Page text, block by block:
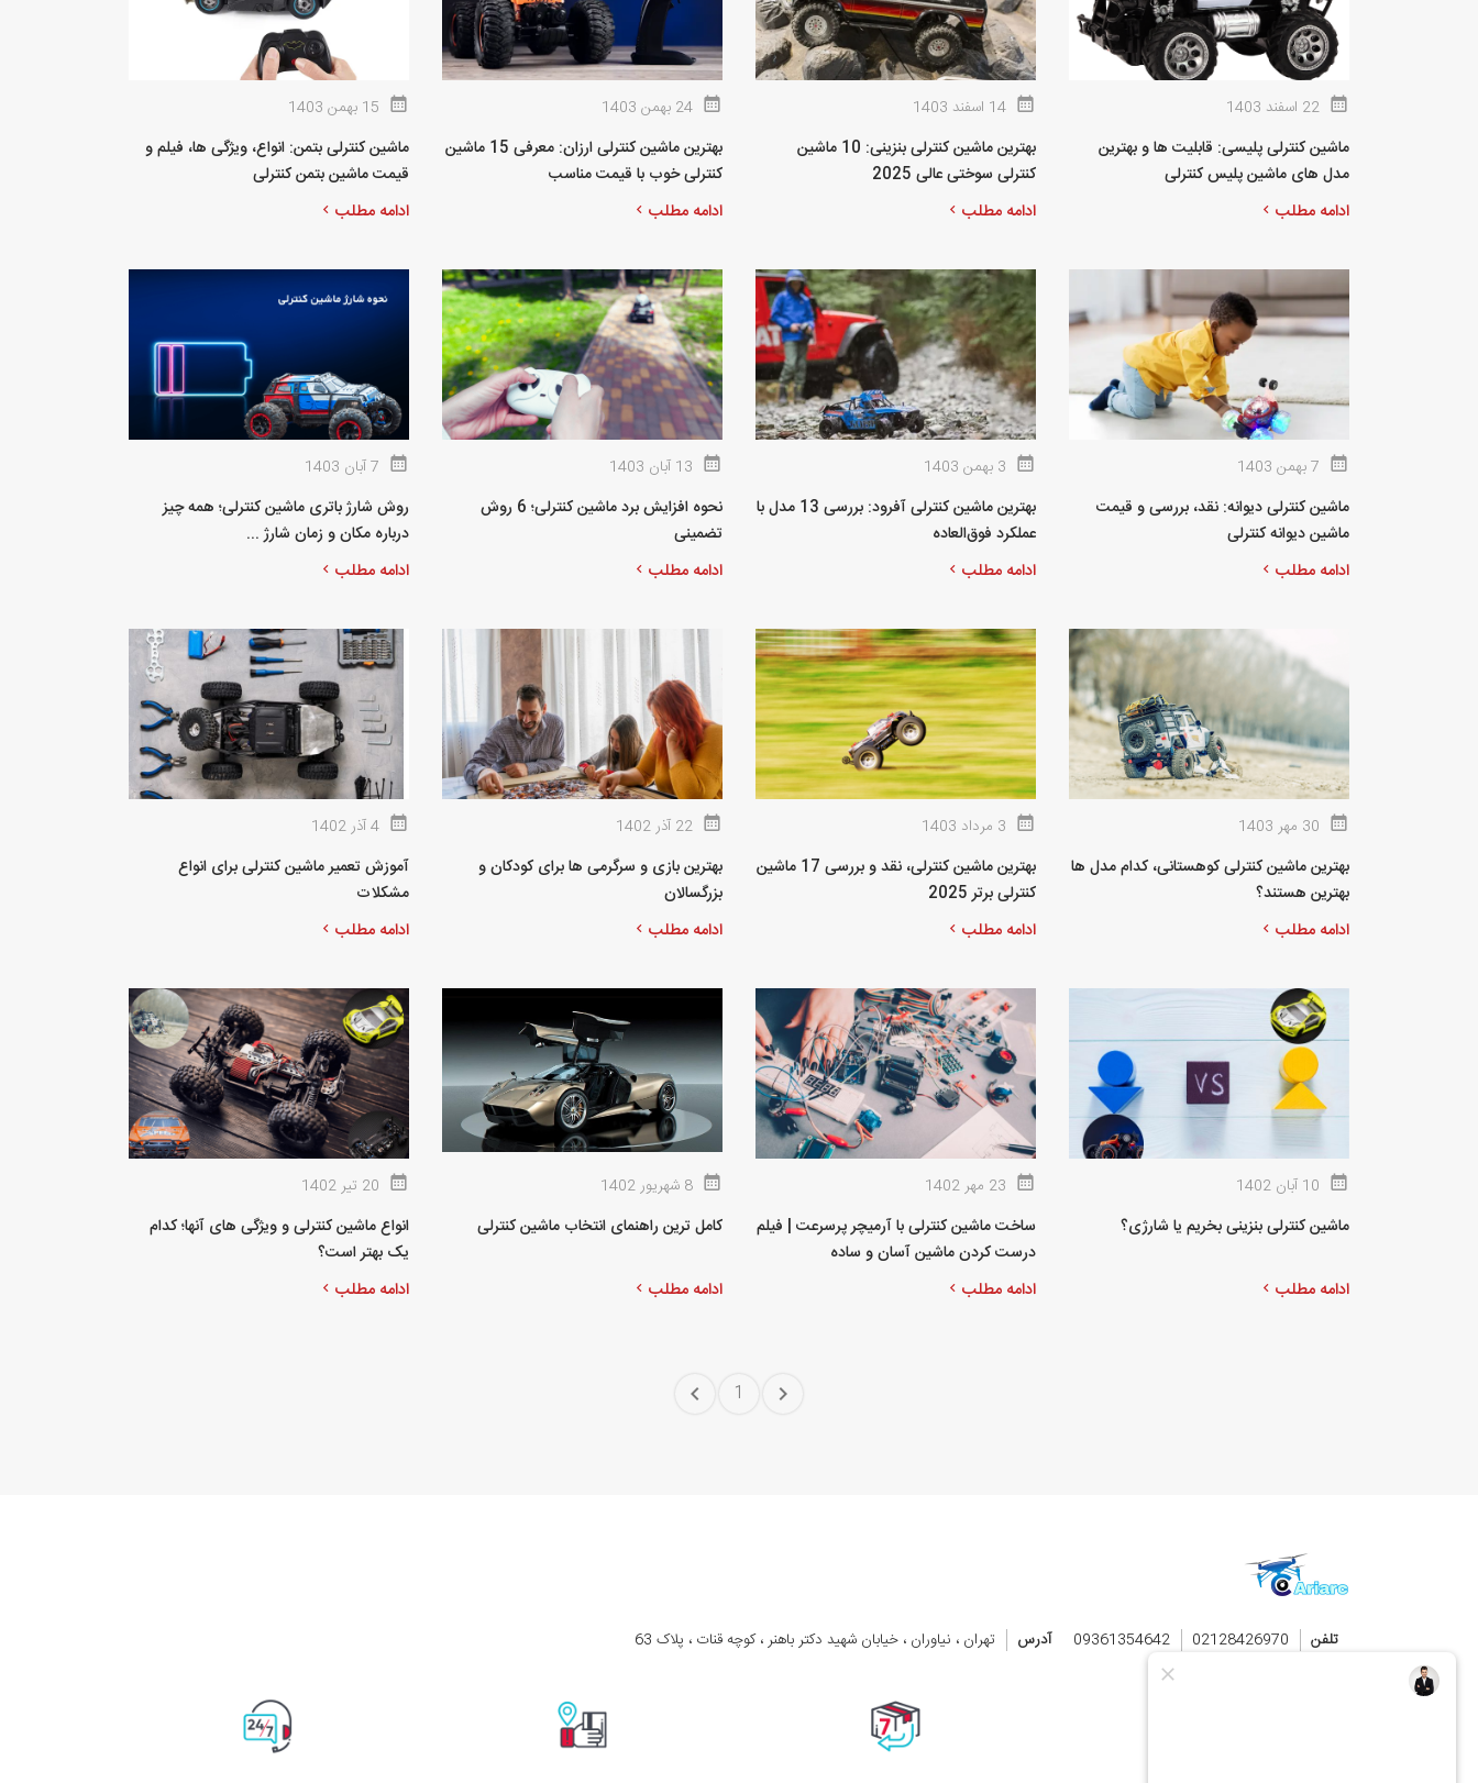
22 اسفند 1403
ماشین کنترلی پلیسی: قابلیت ها و بهترین
مدل های ماشین پلیس کنترلی
ادامه مطلب
14 اسفند 1403
بهترین ماشین کنترلی بنزینی: 10 ماشین
کنترلی سوختی عالی 2025
ادامه مطلب
24 بهمن 1403
بهترین ماشین کنترلی ارزان: معرفی 15 ماشین
کنترلی خوب با قیمت مناسب
ادامه مطلب
15 بهمن 1403
ماشین کنترلی بتمن: انواع، ویژگی ها، فیلم و
قیمت ماشین بتمن کنترلی
ادامه مطلب
7 بهمن 1403
ماشین کنترلی دیوانه: نقد، بررسی و قیمت
ماشین دیوانه کنترلی
ادامه مطلب
3 بهمن 1403
بهترین ماشین کنترلی آفرود: بررسی 13 مدل‌ با
عملکرد فوق‌العاده
ادامه مطلب
13 آبان 1403
نحوه افزایش برد ماشین کنترلی؛ 6 روش
تضمینی
ادامه مطلب
7 آبان 1403
روش شارژ باتری ماشین کنترلی؛ همه چیز
درباره مکان و زمان شارژ ...
ادامه مطلب
30 مهر 1403
بهترین ماشین کنترلی کوهستانی، کدام مدل ها
بهترین هستند؟
ادامه مطلب
3 مرداد 1403
بهترین ماشین کنترلی، نقد و بررسی 17 ماشین
کنترلی برتر 2025
ادامه مطلب
22 آذر 1402
بهترین بازی و سرگرمی ها برای کودکان و
بزرگسالان
ادامه مطلب
4 آذر 1402
آموزش تعمیر ماشین کنترلی برای انواع
مشکلات
ادامه مطلب
10 آبان 1402
ماشین کنترلی بنزینی بخریم یا شارژی؟
ادامه مطلب
23 مهر 1402
ساخت ماشین کنترلی با آرمیچر پرسرعت | فیلم
درست کردن ماشین آسان و ساده
ادامه مطلب
8 شهریور 1402
کامل ترین راهنمای انتخاب ماشین کنترلی
ادامه مطلب
20 تیر 1402
انواع ماشین کنترلی و ویژگی های آنها؛ کدام
یک بهتر است؟
ادامه مطلب
1
تلفن 02128426970
09361354642 آدرس تهران ، نیاوران ، خیابان شهید دکتر باهنر ، کوچه قنات ، پلاک 63